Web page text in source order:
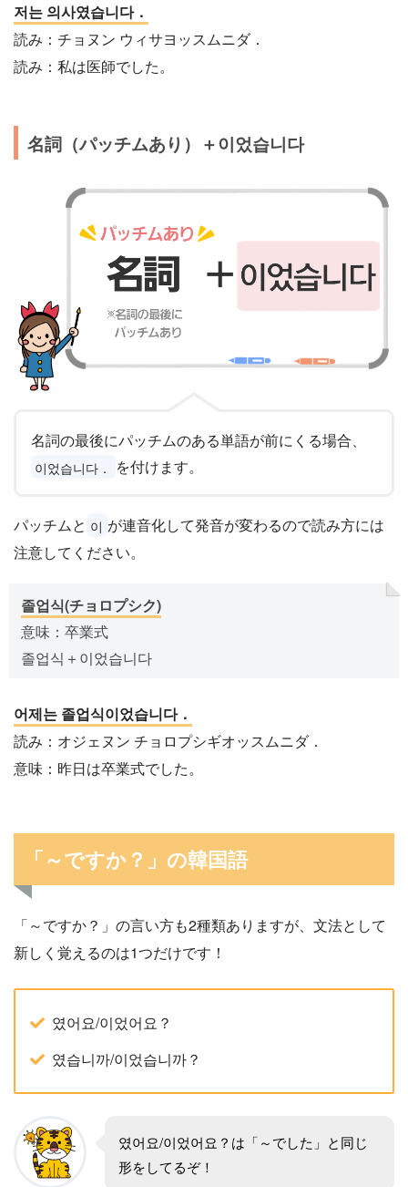
저는 의사였습니다．
読み：チョヌン ウィサヨッスムニダ．
読み：私は医師でした。
名詞（パッチムあり）＋이었습니다
名詞の最後にパッチムのある単語が前にくる場合、
이었습니다． を付けます。
パッチムと 이 が連音化して発音が変わるので読み方には
注意してください。
졸업식(チョロプシク)
意味：卒業式
졸업식＋이었습니다
어제는 졸업식이었습니다．
読み：オジェヌン チョロプシギオッスムニダ．
意味：昨日は卒業式でした。
「～ですか？」の韓国語
「～ですか？」の言い方も2種類ありますが、文法として
新しく覚えるのは1つだけです！
였어요/이었어요？
였습니까/이었습니까？
였어요/이었어요？は「～でした」と同じ
形をしてるぞ！